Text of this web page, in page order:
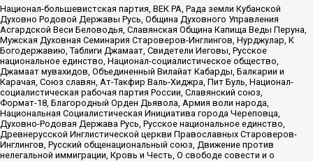
Национал-большевистская партия, ВЕК РА, Рада земли Кубанской
Духовно Родовой Державы Русь, Община Духовного Управления
Асгардской Веси Беловодья, Славянская Община Капища Веды Перуна,
Мужская Духовная Семинария Староверов-Инглингов, Нурджулар, К
Богодержавию, Таблиги Джамаат, Свидетели Иеговы, Русское
национальное единство, Национал-социалистическое общество,
Джамаат мувахидов, Объединенный Вилайат Кабарды, Балкарии и
Карачая, Союз славян, Ат-Такфир Валь-Хиджра, Пит Буль, Национал-
социалистическая рабочая партия России, Славянский союз,
Формат-18, Благородный Орден Дьявола, Армия воли народа,
Национальная Социалистическая Инициатива города Череповца,
Духовно-Родовая Держава Русь, Русское национальное единство,
Древнерусской Инглистической церкви Православных Староверов-
Инглингов, Русский общенациональный союз, Движение против
нелегальной иммиграции, Кровь и Честь, О свободе совести и о